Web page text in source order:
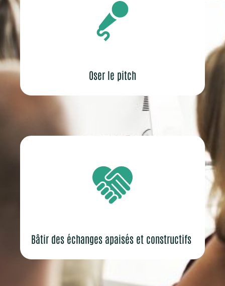
Oser le pitch
Bâtir des échanges apaisés et constructifs ​